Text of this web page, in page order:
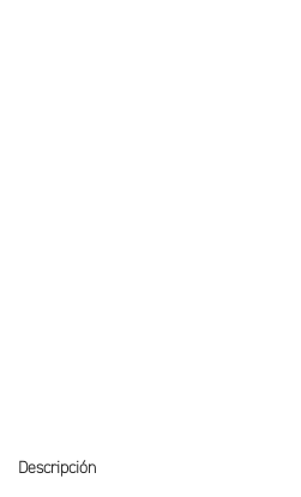
Descripción